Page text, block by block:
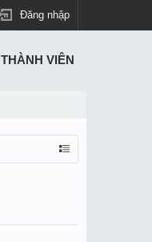
Đăng nhập
THÀNH VIÊN